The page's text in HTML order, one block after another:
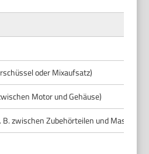
oder Mixaufsatz)
Motor und Gehäuse)
zwischen Zubehörteilen und Maschine)